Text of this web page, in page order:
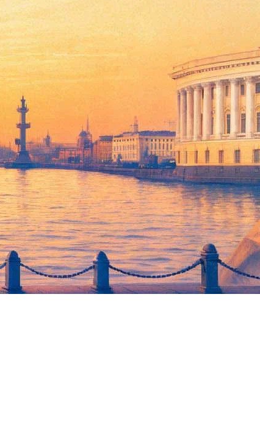
дебютные выходные в российском прокате лента
для жизни планете.
лента про злодея Грю, внезапно нашедшего
составляют 32,9 миллиона долларов.
управления по борьбе с наркотиками (Дензел
заработала 901 тысячу долларов, что довело ее
фильм заработал 824 тысячи долларов. Всего в
заработал около 707 тысяч долларов, что довело его
из Мексики. Главные роли исполнили Дженнифер